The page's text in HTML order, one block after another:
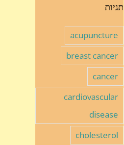
תגיות
acupuncture
breast cancer
cancer
cardiovascular
disease
cholesterol